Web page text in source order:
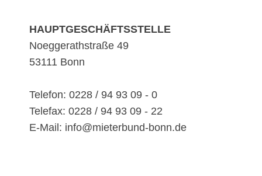
HAUPTGESCHÄFTSSTELLE
Noeggerathstraße 49
53111 Bonn
Telefon: 0228 / 94 93 09 - 0
Telefax: 0228 / 94 93 09 - 22
E-Mail: info@mieterbund-bonn.de